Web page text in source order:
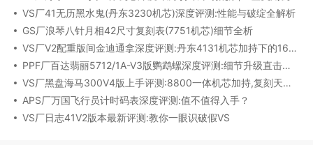
VS厂41无历黑水鬼(丹东3230机芯)深度评测:性能与破绽全解析
GS厂浪琴八针月相42尺寸复刻表(7751机芯)细节全析
VS厂V2配重版间金迪通拿深度评测:丹东4131机芯加持下的165克精密之作​
PPF厂百达翡丽5712/1A-V3版鹦鹉螺深度评测:细节升级直击正品
VS厂黑盘海马300V4版上手评测:8800一体机芯加持,复刻天花板实至名归?
APS厂万国飞行员计时码表深度评测:值不值得入手？
VS厂日志41V2版本最新评测:教你一眼识破假VS